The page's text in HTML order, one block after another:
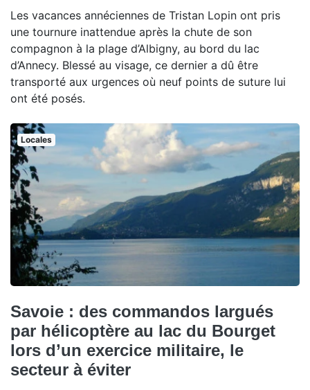
Les vacances annéciennes de Tristan Lopin ont pris
une tournure inattendue après la chute de son
compagnon à la plage d’Albigny, au bord du lac
d’Annecy. Blessé au visage, ce dernier a dû être
transporté aux urgences où neuf points de suture lui
ont été posés.
Locales
Savoie : des commandos largués
par hélicoptère au lac du Bourget
lors d’un exercice militaire, le
secteur à éviter